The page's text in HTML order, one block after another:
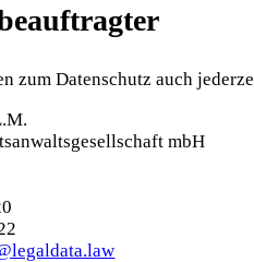
zum Datenschutz auch
mbH